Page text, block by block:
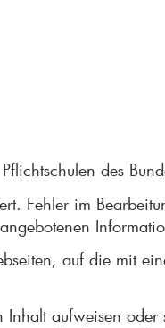
des
Fehler im
auf die mit
aufweisen oder